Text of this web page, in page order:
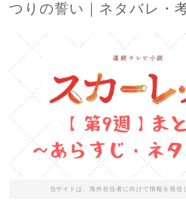
つりの誓い｜ネタバレ・
当サイトは、海外在住者に向けて情報を発信